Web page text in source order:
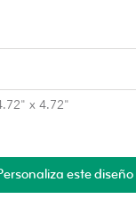
x 4.72"
este diseño